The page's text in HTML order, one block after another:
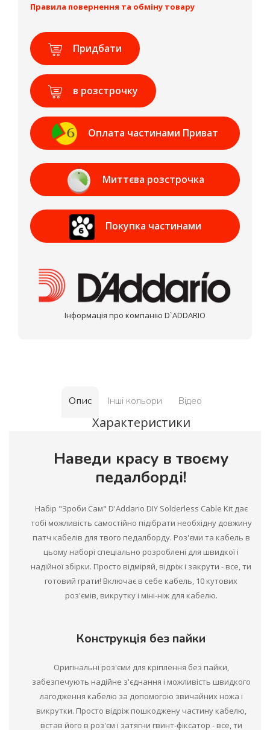
Правила повернення та обміну товару
Придбати
в розстрочку
Оплата частинами Приват
Банк
Миттєва розстрочка
Приват Банк
Покупка частинами
Інформація про компанію D`ADDARIO
Опис Інші кольори Відео
Характеристики
Наведи красу в твоєму
педалборді!
Набір "Зроби Сам" D'Addario DIY Solderless Cable Kit дає
тобі можливість самостійно підібрати необхідну довжину
патч кабелів для твого педалборду. Роз'єми та кабель в
цьому наборі спеціально розроблені для швидкої і
надійної збірки. Просто відміряй, відріж і закрути - все, ти
готовий грати! Включає в себе кабель, 10 кутових
роз'ємів, викрутку і міні-ніж для кабелю.
Конструкція без пайки
Оригінальні роз'єми для кріплення без пайки,
забезпечують надійне з'єднання і можливість швидкого
лагодження кабелю за допомогою звичайних ножа і
викрутки. Просто відріж пошкоджену частину кабелю,
встав його в роз'єм і затягни гвинт-фіксатор - все, ти